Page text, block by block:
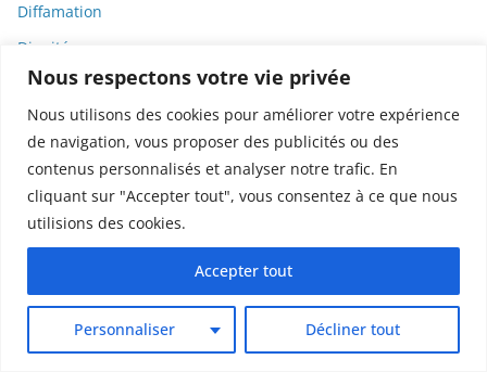
Nous respectons votre vie privée
Nous utilisons des cookies pour améliorer votre expérience
de navigation, vous proposer des publicités ou des
contenus personnalisés et analyser notre trafic. En
cliquant sur "Accepter tout", vous consentez à ce que nous
utilisions des cookies.
Personnaliser Décliner tout
Accepter tout
Diffamation
Dignité
Diplomatie
Dispositifs médicaux
Doctolib
Documentaire
Donald Trump